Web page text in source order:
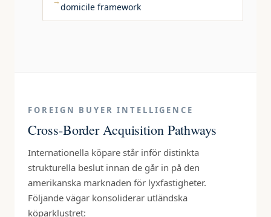
domicile framework
FOREIGN BUYER INTELLIGENCE
Cross-Border Acquisition Pathways
Internationella köpare står inför distinkta
strukturella beslut innan de går in på den
amerikanska marknaden för lyxfastigheter.
Följande vägar konsoliderar utländska
köparklustret: